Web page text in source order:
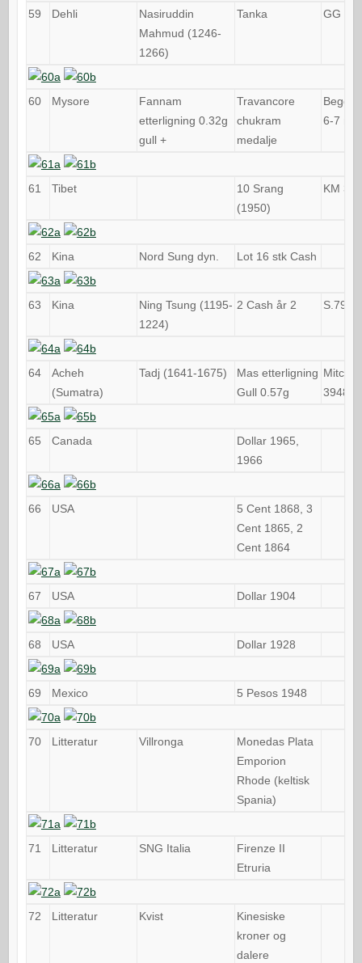
59 Dehli
Nasiruddin
Mahmud (1246-
1266)
Tanka GG
60 Mysore
Fannam
etterligning 0.32g
gull +
Travancore
chukram
medalje
Begge
6-7 mm
61 Tibet
10 Srang
(1950)
KM 30
62 Kina Nord Sung dyn. Lot 16 stk Cash
63 Kina
Ning Tsung (1195-
1224)
2 Cash år 2 S.795
64
Acheh
(Sumatra)
Tadj (1641-1675)
Mas etterligning
Gull 0.57g
Mitch
3948
65 Canada
Dollar 1965,
1966
66 USA
5 Cent 1868, 3
Cent 1865, 2
Cent 1864
67 USA Dollar 1904
68 USA Dollar 1928
69 Mexico 5 Pesos 1948
70 Litteratur Villronga
Monedas Plata
Emporion
Rhode (keltisk
Spania)
71 Litteratur SNG Italia
Firenze II
Etruria
72 Litteratur Kvist
Kinesiske
kroner og
dalere